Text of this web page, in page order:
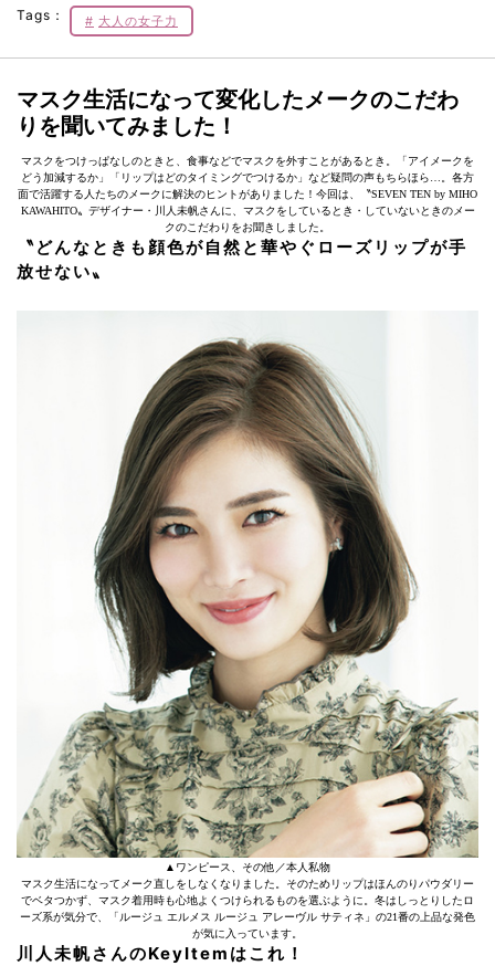
Tags： 大人の女子力
マスク生活になって変化したメークのこだわ
りを聞いてみました！
マスクをつけっぱなしのときと、食事などでマスクを外すことがあるとき。「アイメークを
どう加減するか」「リップはどのタイミングでつけるか」など疑問の声もちらほら…。各方
面で活躍する人たちのメークに解決のヒントがありました！今回は、〝SEVEN TEN by MIHO
KAWAHITO〟デザイナー・川人未帆さんに、マスクをしているとき・していないときのメー
クのこだわりをお聞きしました。
〝どんなときも顔色が自然と華やぐローズリップが手
放せない〟
▲ワンピース、その他／本人私物
マスク生活になってメーク直しをしなくなりました。そのためリップはほんのりパウダリー
でベタつかず、マスク着用時も心地よくつけられるものを選ぶように。冬はしっとりしたロ
ーズ系が気分で、「ルージュ エルメス ルージュ アレーヴル サティネ」の21番の上品な発色
が気に入っています。
川人未帆さんのKeyItemはこれ！